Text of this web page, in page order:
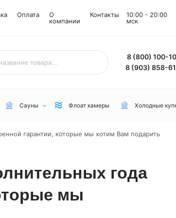
Оплата
О
компании
Контакты
10:00 - 20:00
мск
8 (800) 100-
8 (903) 858-
или сауны
пользования
Lovia Spa
Сауны
комнаты
Флоат камеры Холодные
гарантии, которые мы хотим Вам подарить
года
мы